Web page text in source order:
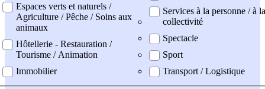
Espaces verts et naturels /
Agriculture / Pêche / Soins aux
animaux
Hôtellerie - Restauration /
Tourisme / Animation
Immobilier
Services à la personne / à la
collectivité
Spectacle
Sport
Transport / Logistique